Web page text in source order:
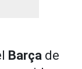
Barça de